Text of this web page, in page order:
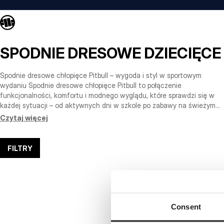
Consent
SPODNIE DRESOWE DZIECIĘCE
Spodnie dresowe chłopięce Pitbull – wygoda i styl w sportowym
wydaniu Spodnie dresowe chłopięce Pitbull to połączenie
funkcjonalności, komfortu i modnego wyglądu, które sprawdzi się w
każdej sytuacji – od aktywnych dni w szkole po zabawy na świeżym
powietrzu. Wykonane z dzianiny najwyższej jakości, są przyjemne w
dresowe dla chłopca z jej kolekcji gwarantują pełną swobodę i
dziecka przed przegrzaniem. Miękka dzianina gwarantuje wygodę
Czytaj więcej
FILTRY